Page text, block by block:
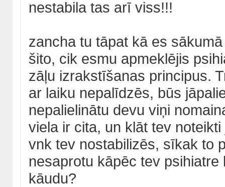
nestabila tas arī viss!!!
zancha tu tāpat kā es
šito, cik esmu apmeklējis
zāļu izrakstīšanas principus.
ar laiku nepalīdzēs, būs
nepalielinātu devu viņi
viela ir cita, un klāt tev
vnk tev nostabilizēs, sīkak to
nesaprotu kāpēc tev
kāudu?